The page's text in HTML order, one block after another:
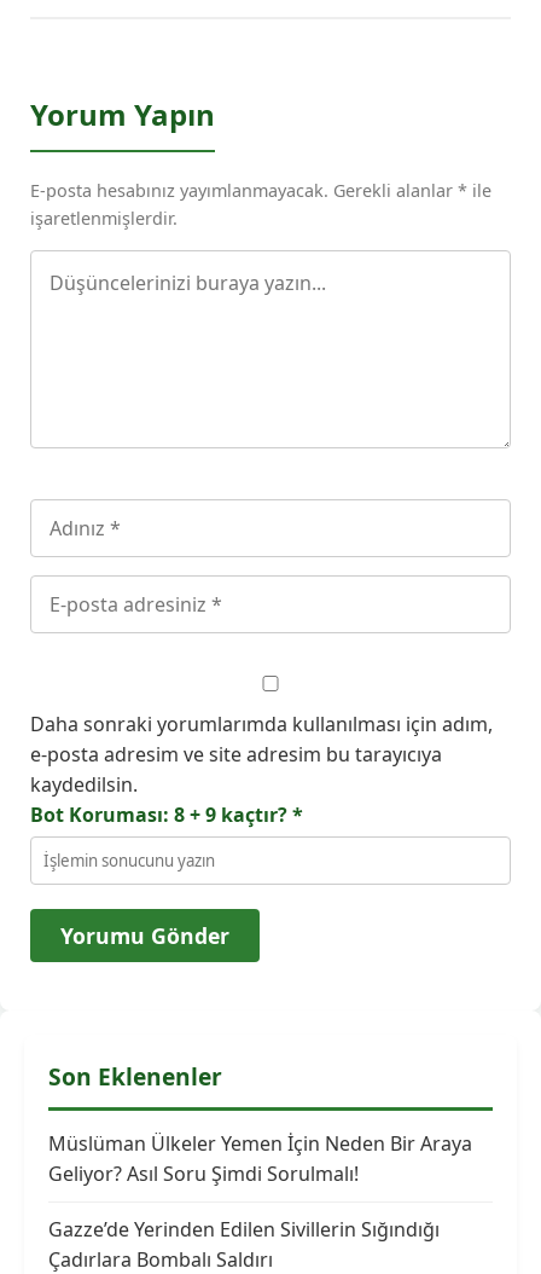
Yorum Yapın
E-posta hesabınız yayımlanmayacak. Gerekli alanlar * ile
işaretlenmişlerdir.
Daha sonraki yorumlarımda kullanılması için adım,
e-posta adresim ve site adresim bu tarayıcıya
kaydedilsin.
Bot Koruması: 8 + 9 kaçtır?*
Son Eklenenler
Müslüman Ülkeler Yemen İçin Neden Bir Araya
Geliyor? Asıl Soru Şimdi Sorulmalı!
Gazze’de Yerinden Edilen Sivillerin Sığındığı
Çadırlara Bombalı Saldırı